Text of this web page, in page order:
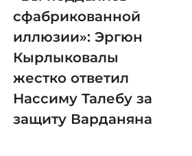
сфабрикованной
иллюзии»: Эргюн
Кырлыковалы
жестко ответил
Нассиму Талебу за
защиту Варданяна